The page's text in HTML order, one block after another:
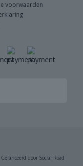
voorwaarden
door Social Road